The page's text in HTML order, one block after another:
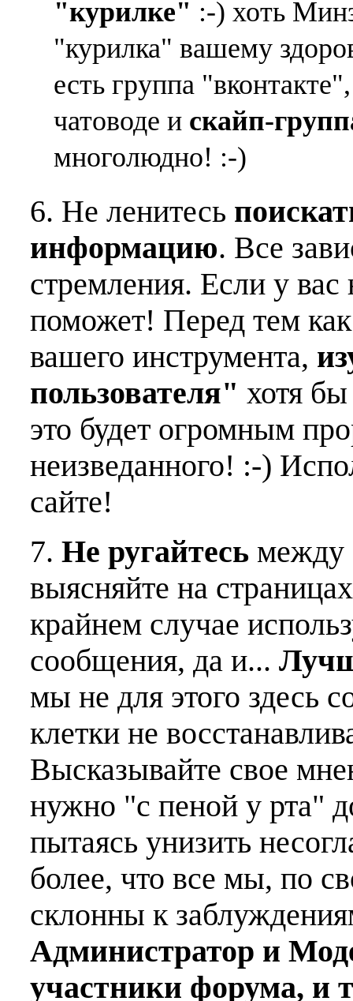
"курилке" :-) хоть
"курилка" вашему
есть группа
чатоводе и скайп-
многолюдно! :-)
6. Не ленитесь
информацию. Все
стремления. Если у
поможет! Перед тем
вашего инструмента,
пользователя" хотя
это будет огромным
неизведанного! :-)
сайте!
7. Не ругайтесь между
выясняйте на
крайнем случае
сообщения, да и...
мы не для этого здесь
клетки не
Высказывайте свое
нужно "с пеной у рта"
пытаясь унизить
более, что все мы, по
склонны к
Администратор и
участники форума, и